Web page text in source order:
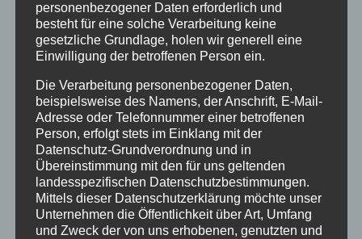
Ferienwohnung 3
Ferienwohnung 4
Ferienwohnung 5
Verfügbarkeiten
Online Buchung
Blog
Kontakt
FAQs
Reise Versicherung
Impressum
personenbezogener Daten erforderlich und
besteht für eine solche Verarbeitung keine
gesetzliche Grundlage, holen wir generell eine
Einwilligung der betroffenen Person ein.
Die Verarbeitung personenbezogener Daten,
beispielsweise des Namens, der Anschrift, E-Mail-
Adresse oder Telefonnummer einer betroffenen
Person, erfolgt stets im Einklang mit der
Datenschutz-Grundverordnung und in
Übereinstimmung mit den für uns geltenden
landesspezifischen Datenschutzbestimmungen.
Mittels dieser Datenschutzerklärung möchte unser
Unternehmen die Öffentlichkeit über Art, Umfang
und Zweck der von uns erhobenen, genutzten und